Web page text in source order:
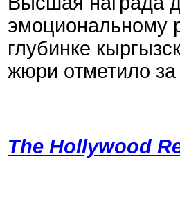
эмоциональному
глубинке
жюри отметило за
The Hollywood